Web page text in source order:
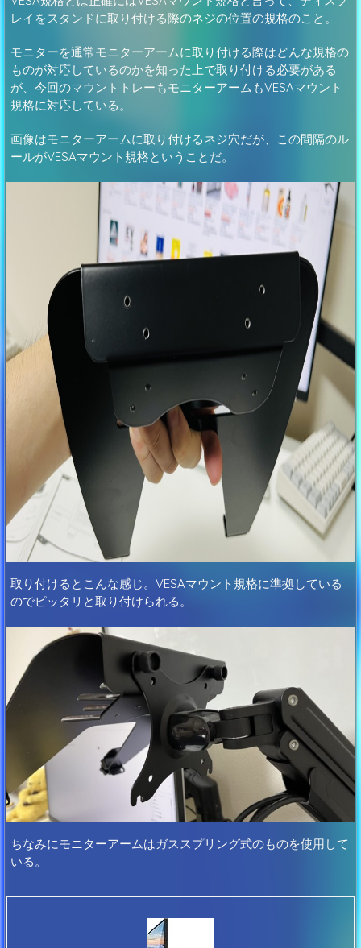
レイをスタンドに取り付ける際のネジの位置の規格のこと。
モニターを通常モニターアームに取り付ける際はどんな規格の
ものが対応しているのかを知った上で取り付ける必要がある
が、今回のマウントトレーもモニターアームもVESAマウント
規格に対応している。
画像はモニターアームに取り付けるネジ穴だが、この間隔のル
ールがVESAマウント規格ということだ。
取り付けるとこんな感じ。VESAマウント規格に準拠している
のでピッタリと取り付けられる。
ちなみにモニターアームはガススプリング式のものを使用して
いる。